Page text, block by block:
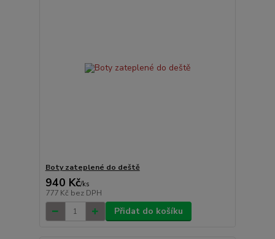
Boty zateplené do deště
940 Kč/ks
777 Kč bez DPH
Přidat do košíku